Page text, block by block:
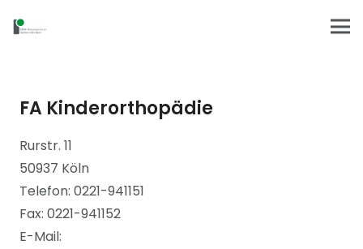
FA Kinderorthopädie
Rurstr. 11
50937 Köln
Telefon: 0221-941151
Fax: 0221-941152
E-Mail: